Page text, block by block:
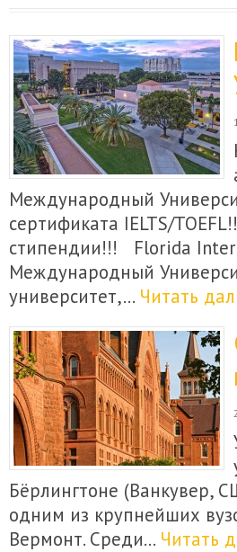
Международный
сертификата IELTS/
стипендии!!! Florida
Международный
университет,… Читать
Бёрлингтоне (Ванкувер,
одним из крупнейших
Вермонт. Среди… Читать